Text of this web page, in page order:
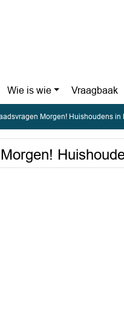
Wie is wie Vraagbaak
Morgen! Huishoudens in